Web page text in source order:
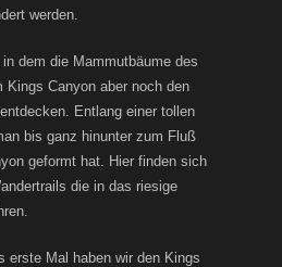
werden.
dem die Mammutbäume des
Canyon aber noch den
Entlang einer tollen
bis ganz hinunter zum Fluß
geformt hat. Hier finden sich
die in das riesige
erste Mal haben wir den Kings